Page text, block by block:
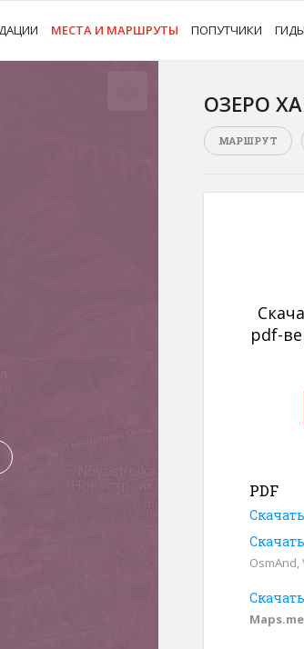
МЕСТА И МАРШРУТЫ ПОПУТЧИКИ
ОЗЕРО
МАРШРУТ
pdf-
PDF
OsmAnd,
Maps.me